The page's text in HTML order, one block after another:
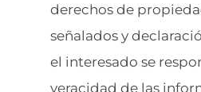
derechos de
señalados y
el interesado se
veracidad de las